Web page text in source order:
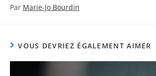
Par Marie-Jo Bourdin
VOUS DEVRIEZ ÉGALEMENT AIMER